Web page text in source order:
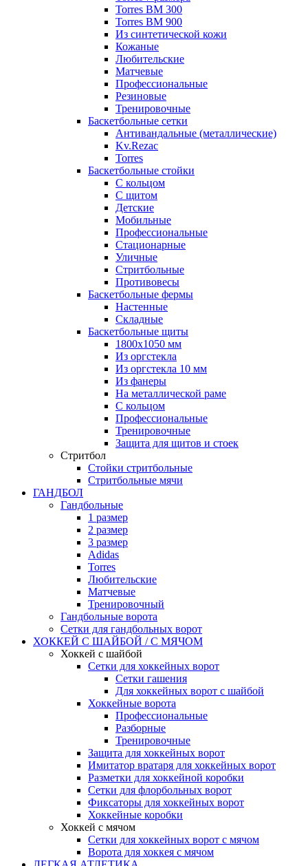
Torres BM 300
Torres BM 900
Из синтетической кожи
Кожаные
Любительские
Матчевые
Профессиональные
Резиновые
Тренировочные
Баскетбольные сетки
Антивандальные (металлические)
Kv.Rezac
Torres
Баскетбольные стойки
С кольцом
С щитом
Детские
Мобильные
Профессиональные
Стационарные
Уличные
Стритбольные
Противовесы
Баскетбольные фермы
Настенные
Складные
Баскетбольные щиты
1800х1050 мм
Из оргстекла
Из оргстекла 10 мм
Из фанеры
На металлической раме
С кольцом
Профессиональные
Тренировочные
Защита для щитов и стоек
Стритбол
Стойки стритбольные
Стритбольные мячи
ГАНДБОЛ
Гандбольные
1 размер
2 размер
3 размер
Adidas
Torres
Любительские
Матчевые
Тренировочный
Гандбольные ворота
Сетки для гандбольных ворот
ХОККЕЙ С ШАЙБОЙ / С МЯЧОМ
Хоккей с шайбой
Сетки для хоккейных ворот
Сетки гашения
Для хоккейных ворот с шайбой
Хоккейные ворота
Профессиональные
Разборные
Тренировочные
Защита для хоккейных ворот
Имитатор вратаря для хоккейных ворот
Разметки для хоккейной коробки
Сетки для флорбольных ворот
Фиксаторы для хоккейных ворот
Хоккейные коробки
Хоккей с мячом
Сетки для хоккейных ворот с мячом
Ворота для хоккея с мячом